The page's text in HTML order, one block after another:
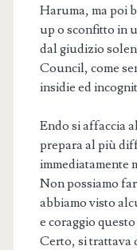
Haruma, ma poi
up o sconfitto in
dal giudizio
Council, come
insidie ed
Endo si affaccia
prepara al più
immediatamente
Non possiamo
abbiamo visto
e coraggio
Certo, si trattava